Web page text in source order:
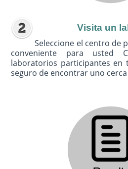
Visita un
Seleccione el centro de
conveniente para usted
laboratorios participantes en
seguro de encontrar uno